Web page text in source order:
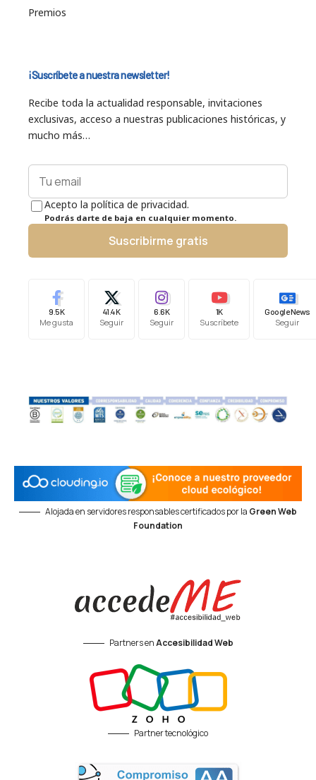
Premios
¡Suscríbete a nuestra newsletter!
Recibe toda la actualidad responsable, invitaciones
exclusivas, acceso a nuestras publicaciones históricas, y
mucho más…
Acepto la política de privacidad.
Podrás darte de baja en cualquier momento.
Suscribirme gratis
9.5K
Me gusta
41.4K
Seguir
6.6K
Seguir
1K
Suscríbete
Google News
Seguir
Alojada en servidores responsables certificados por la Green Web
Foundation
Partners enAccesibilidad Web
Partner tecnológico